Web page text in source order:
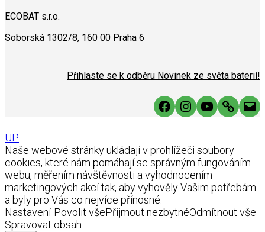
ECOBAT s.r.o.
Soborská 1302/8, 160 00 Praha 6
Přihlaste se k odběru Novinek ze světa baterií!
Facebook
Instagram
YouTube
Link
UP
Naše webové stránky ukládají v prohlížeči soubory
cookies, které nám pomáhají se správným fungováním
webu, měřením návštěvnosti a vyhodnocením
marketingových akcí tak, aby vyhověly Vašim potřebám
a byly pro Vás co nejvíce přínosné.
Nastavení Povolit všePřijmout nezbytnéOdmítnout vše
Spravovat obsah